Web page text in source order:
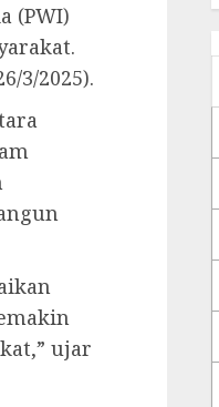
(PWI)
3/2025).
ujar